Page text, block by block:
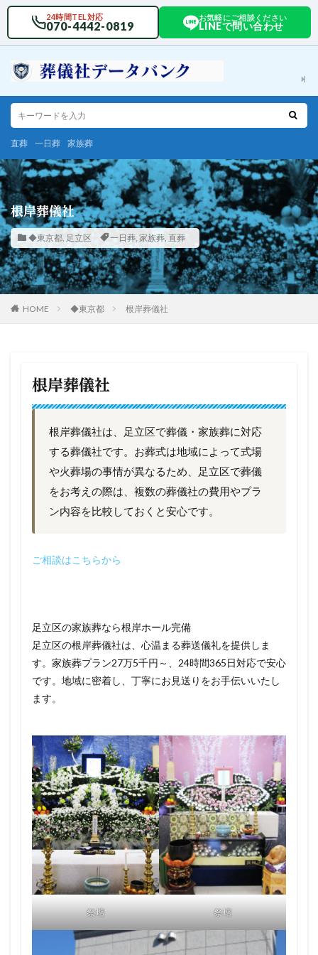
24時間TEL対応
070-4442-0819
お気軽にご相談ください
LINEで問い合わせ
直葬 一日葬 家族葬
根岸葬儀社
◆東京都, 足立区 一日葬, 家族葬, 直葬
HOME ◆東京都 根岸葬儀社
根岸葬儀社
根岸葬儀社は、足立区で葬儀・家族葬に対応
する葬儀社です。お葬式は地域によって式場
や火葬場の事情が異なるため、足立区で葬儀
をお考えの際は、複数の葬儀社の費用やプラ
ン内容を比較しておくと安心です。
ご相談はこちらから
足立区の家族葬なら根岸ホール完備
足立区の根岸葬儀社は、心温まる葬送儀礼を提供しま
す。家族葬プラン27万5千円～、24時間365日対応で安心
です。地域に密着し、丁寧にお見送りをお手伝いいたし
ます。
祭壇 祭壇